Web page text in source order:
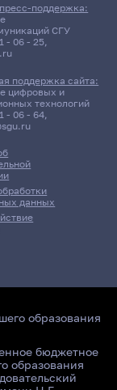
данных
поддержка:
СГУ
- 06 - 25,
поддержка сайта:
цифровых и
технологий
- 06 - 64,
образования
бюджетное
образования